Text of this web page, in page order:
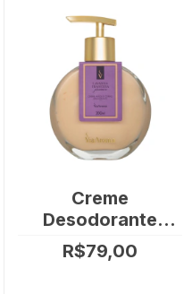
Creme
Desodorante
Mãos e Corpo
Lavanda
R$79,00